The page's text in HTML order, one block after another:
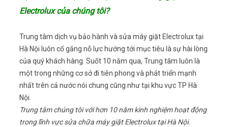
Electrolux của chúng tôi?
Trung tâm dịch vụ bảo hành và sửa máy giặt Electrolux tại
Hà Nội luôn cố gắng nỗ lực hướng tới mục tiêu là sự hài lòng
của quý khách hàng. Suốt 10 năm qua, Trung tâm luôn là
một trong những cơ sở đi tiên phong và phát triển mạnh
nhất trên cả nước nói chung cũng như tại khu vực TP Hà
Nội.
Trung tâm chúng tôi với hơn 10 năm kinh nghiệm hoạt động
trong lĩnh vực sửa chữa máy giặt Electrolux tại Hà Nội.